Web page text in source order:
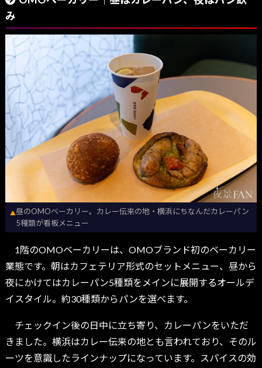
み
▲昼のOMOベーカリー。カレー伝来の地・横浜にちなんだカレーパン
5種類が看板メニュー
1階のOMOベーカリーは、OMOブランド初のベーカリー
業態です。朝はカフェテリア形式のセットメニュー、昼から
夜にかけてはカレーパン5種類をメインに展開するオールデ
イスタイル。約30種類からパンを選べます。
チェックイン後の日中に立ち寄り、カレーパンをいただ
きました。横浜はカレー伝来の地とも言われており、そのル
ーツを意識したラインナップになっています。スパイスの効